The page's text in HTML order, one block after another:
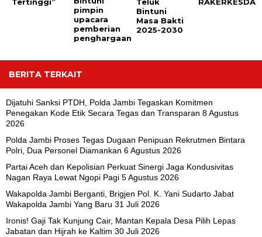
Tertinggi”
pimpin
upacara
pemberian
penghargaan
Teluk
Bintuni
Masa Bakti
2025-2030
RAKERKESDA
BERITA TERKAIT
Dijatuhi Sanksi PTDH, Polda Jambi Tegaskan Komitmen
Penegakan Kode Etik Secara Tegas dan Transparan 8 Agustus
2026
Polda Jambi Proses Tegas Dugaan Penipuan Rekrutmen Bintara
Polri, Dua Personel Diamankan 6 Agustus 2026
Partai Aceh dan Kepolisian Perkuat Sinergi Jaga Kondusivitas
Nagan Raya Lewat Ngopi Pagi 5 Agustus 2026
Wakapolda Jambi Berganti, Brigjen Pol. K. Yani Sudarto Jabat
Wakapolda Jambi Yang Baru 31 Juli 2026
Ironis! Gaji Tak Kunjung Cair, Mantan Kepala Desa Pilih Lepas
Jabatan dan Hijrah ke Kaltim 30 Juli 2026